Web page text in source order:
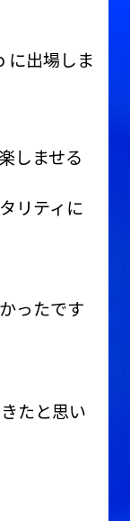
出場しま
しませる
リティに
ったです
たと思い